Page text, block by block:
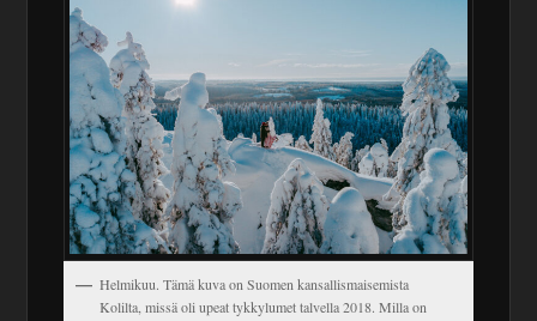
Helmikuu. Tämä kuva on Suomen kansallismaisemista
Kolilta, missä oli upeat tykkylumet talvella 2018. Milla on